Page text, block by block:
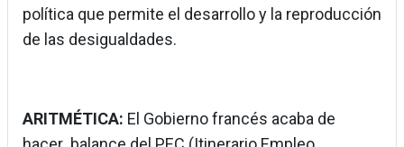
política que permite el desarrollo y la reproducción
de las desigualdades.
ARITMÉTICA: El Gobierno francés acaba de